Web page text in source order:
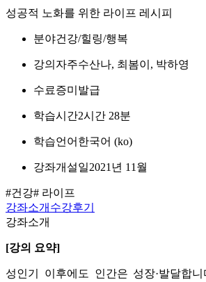
성공적 노화를 위한 라이프 레시피
분야건강/힐링/행복
강의자주수산나, 최봄이, 박하영
수료증미발급
학습시간2시간 28분
학습언어 한국어 ‎(ko)‎
강좌개설일2021년 11월
#건강# 라이프
강좌소개 수강후기
강좌소개
[강의 요약]
성인기 이후에도 인간은 성장·발달합